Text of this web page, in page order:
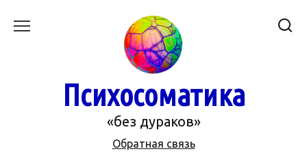
Психосоматика
«без дураков»
Обратная связь